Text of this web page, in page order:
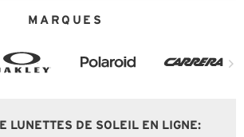
MARQUES
LUNETTES DE SOLEIL EN LIGNE: